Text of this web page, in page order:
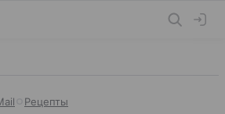
Рецепты